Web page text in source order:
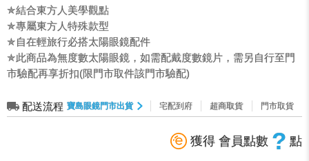
✯結合東方人美學觀點
✯專屬東方人特殊款型
✯自在輕旅行必搭太陽眼鏡配件
✯此商品為無度數太陽眼鏡，如需配戴度數鏡片，需另自行至門
市驗配再享折扣(限門市取件該門市驗配)
配送流程 寶島眼鏡門市出貨 宅配到府 超商取貨 門市取貨
獲得 會員點數 ? 點